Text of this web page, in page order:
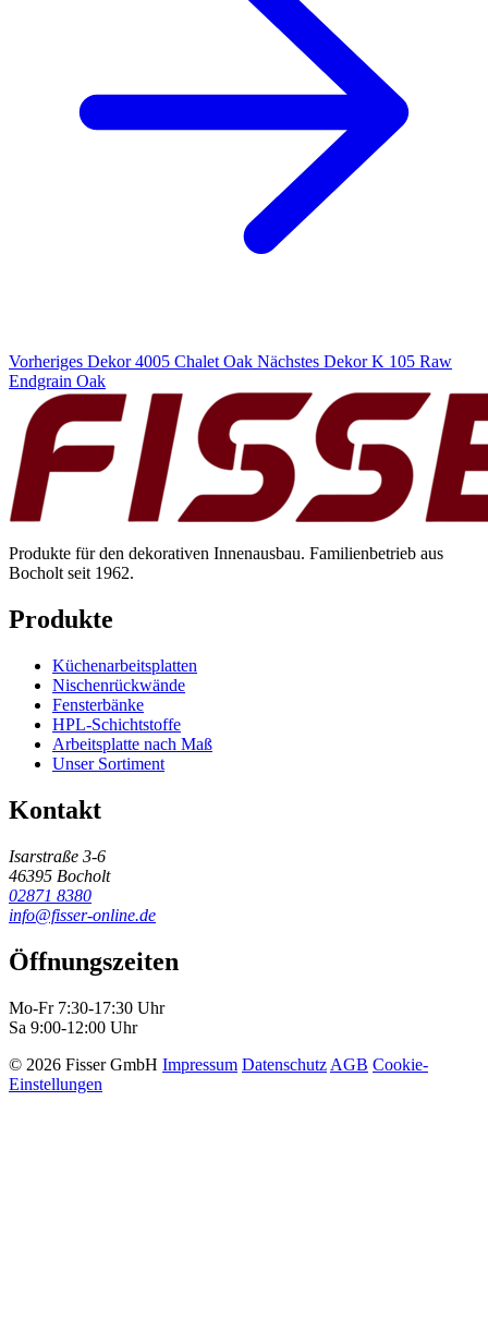
Vorheriges Dekor 4005 Chalet Oak Nächstes Dekor K 105 Raw
Endgrain Oak
Produkte für den dekorativen Innenausbau. Familienbetrieb aus
Bocholt seit 1962.
Produkte
Küchenarbeitsplatten
Nischenrückwände
Fensterbänke
HPL-Schichtstoffe
Arbeitsplatte nach Maß
Unser Sortiment
Kontakt
Isarstraße 3-6
46395 Bocholt
02871 8380
info@fisser-online.de
Öffnungszeiten
Mo-Fr 7:30-17:30 Uhr
Sa 9:00-12:00 Uhr
© 2026 Fisser GmbH Impressum Datenschutz AGB Cookie-
Einstellungen